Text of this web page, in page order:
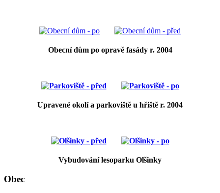
Obecní dům po opravě fasády r. 2004
Upravené okolí a parkoviště u hřiště r. 2004
Vybudování lesoparku Olšinky
Obec